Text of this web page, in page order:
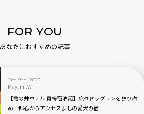
FOR YOU
あなたにおすすめの記事
Oct. 9th, 2025
Mayumi.W
【亀の井ホテル 青梅宿泊記】広々ドッグランを独り占
め！都心からアクセスよしの愛犬の宿